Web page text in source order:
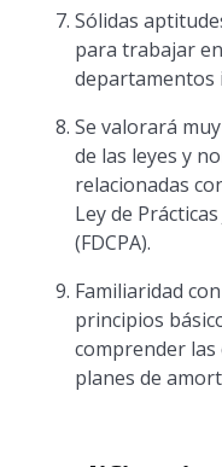
Sólidas
para trabajar
departamentos
Se valorará
de las leyes y
relacionadas
Ley de
(FDCPA).
Familiaridad
principios
comprender
planes de